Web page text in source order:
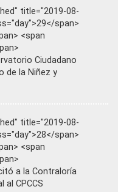
title="2019-08-
span>
<span
Ciudadano
de la Niñez y
title="2019-08-
span>
<span
a la Contraloría
al CPCCS